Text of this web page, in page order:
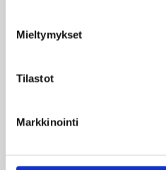
Mieltymykset
Tilastot
Markkinointi
Avoinna tänään 10:00–20:00